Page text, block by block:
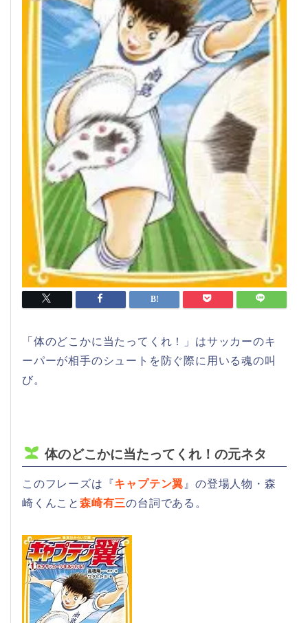
「体のどこかに当たってくれ！」はサッカーのキ
ーパーが相手のシュートを防ぐ際に用いる魂の叫
び。
体のどこかに当たってくれ！の元ネタ
このフレーズは『キャプテン翼 』の登場人物・森
崎くんこと 森崎有三の台詞である。